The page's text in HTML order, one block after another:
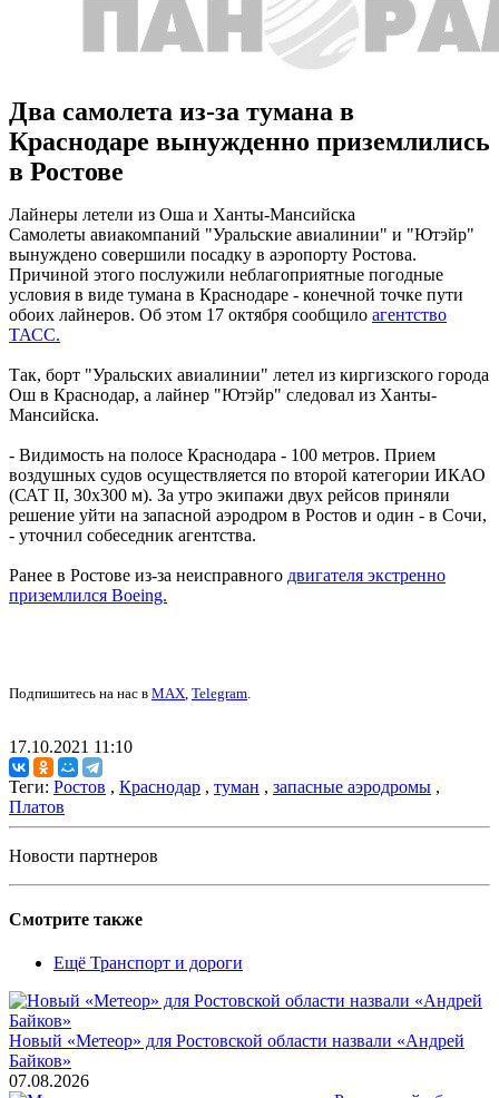
Два самолета из-за тумана в
Краснодаре вынужденно приземлились
в Ростове
Лайнеры летели из Оша и Ханты-Мансийска
Самолеты авиакомпаний "Уральские авиалинии" и "Ютэйр"
вынуждено совершили посадку в аэропорту Ростова.
Причиной этого послужили неблагоприятные погодные
условия в виде тумана в Краснодаре - конечной точке пути
обоих лайнеров. Об этом 17 октября сообщило агентство
ТАСС.
Так, борт "Уральских авиалинии" летел из киргизского города
Ош в Краснодар, а лайнер "Ютэйр" следовал из Ханты-
Мансийска.
- Видимость на полосе Краснодара - 100 метров. Прием
воздушных судов осуществляется по второй категории ИКАО
(САТ II, 30х300 м). За утро экипажи двух рейсов приняли
решение уйти на запасной аэродром в Ростов и один - в Сочи,
- уточнил собеседник агентства.
Ранее в Ростове из-за неисправного двигателя экстренно
приземлился Boeing.
Подпишитесь на нас в MAX Telegram
17.10.2021 11:10
Теги: Ростов , Краснодар , туман , запасные аэродромы ,
Платов
Новости партнеров
Смотрите также
Ещё Транспорт и дороги
Новый «Метеор» для Ростовской области назвали «Андрей
Байков»
07.08.2026